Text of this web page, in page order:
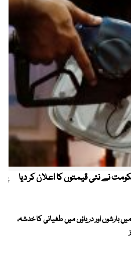
نے نئی قیمتوں کا اعلان کر دیا
میں بارشوں اور دریاؤں میں طغیانی کا خدشہ،